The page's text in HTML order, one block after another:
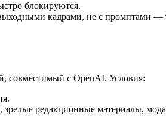
блокируются.
кадрами, не с промптами
совместимый с OpenAI. Условия:
редакционные материалы,